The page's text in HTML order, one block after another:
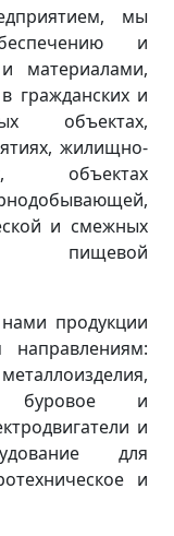
мы
и
материалами,
гражданских и
объектах,
жилищно-
объектах
и смежных
пищевой
продукции
направлениям:
буровое и
и
для
и